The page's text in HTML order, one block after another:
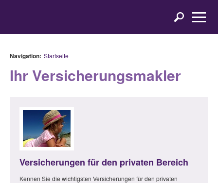
Navigation: Startseite
Ihr Versicherungsmakler
Versicherungen für den privaten Bereich
Kennen Sie die wichtigsten Versicherungen für den privaten